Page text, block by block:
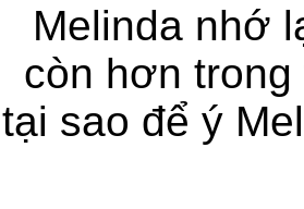
Melinda nhớ
còn hơn
tại sao để ý